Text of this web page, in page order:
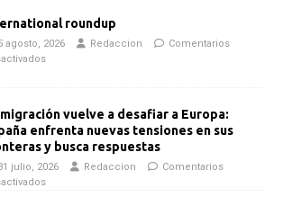
roundup
agosto, 2026 Redaccion
Comentarios
migración vuelve a desafiar a Europa:
enfrenta nuevas tensiones en sus
y busca respuestas
julio, 2026 Redaccion
Comentarios